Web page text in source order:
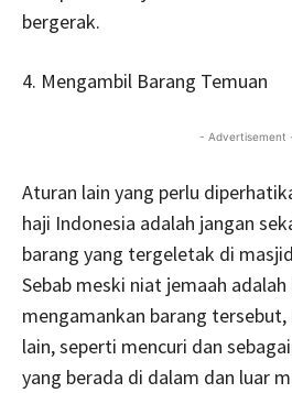
bergerak.
4. Mengambil Barang Temuan
- Advertisement
Aturan lain yang perlu
haji Indonesia adalah jangan
barang yang tergeletak di
Sebab meski niat jemaah
mengamankan barang
lain, seperti mencuri dan
yang berada di dalam dan luar